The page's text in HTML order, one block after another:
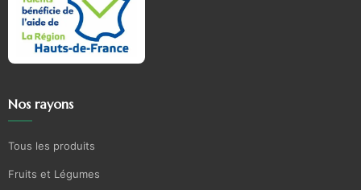
Nos rayons
Tous les produits
Fruits et Légumes